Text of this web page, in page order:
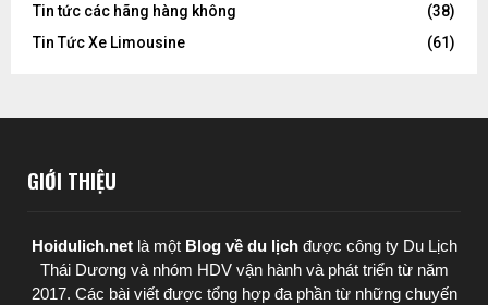
Tin tức các hãng hàng không
(38)
Tin Tức Xe Limousine
(61)
GIỚI THIỆU
Hoidulich.net là một Blog về du lịchđược công ty Du Lịch
Thái Dươngvà nhóm HDV vận hành và phát triển từ năm
2017. Các bài viết được tổng hợp đa phần từ những chuyến